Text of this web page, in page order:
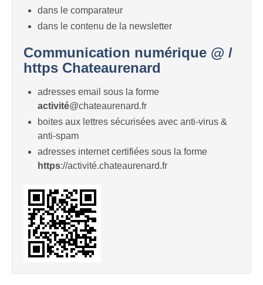
dans le comparateur
dans le contenu de la newsletter
Communication numérique @ /
https Chateaurenard
adresses email sous la forme
activité@chateaurenard.fr
boites aux lettres sécurisées avec anti-virus &
anti-spam
adresses internet certifiées sous la forme
https://activité.chateaurenard.fr